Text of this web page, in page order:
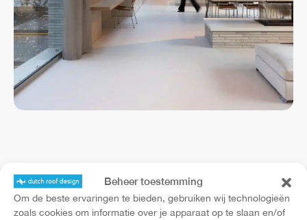
Beheer toestemming
Om de beste ervaringen te bieden, gebruiken wij technologieën
zoals cookies om informatie over je apparaat op te slaan en/of
Vlakke Lichtstraat
Zonwerend